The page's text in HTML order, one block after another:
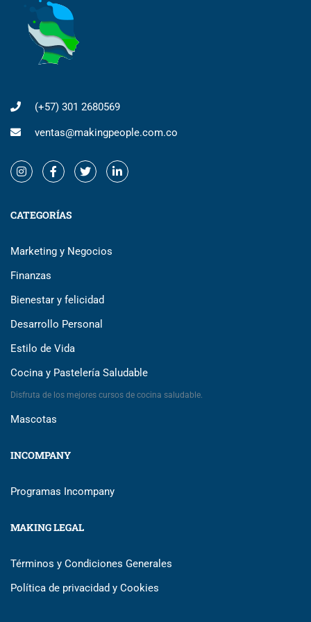
(+57) 301 2680569
ventas@makingpeople.com.co
CATEGORÍAS
Marketing y Negocios
Finanzas
Bienestar y felicidad
Desarrollo Personal
Estilo de Vida
Cocina y Pastelería Saludable
Disfruta de los mejores cursos de cocina saludable.
Mascotas
INCOMPANY
Programas Incompany
MAKING LEGAL
Términos y Condiciones Generales
Política de privacidad y Cookies